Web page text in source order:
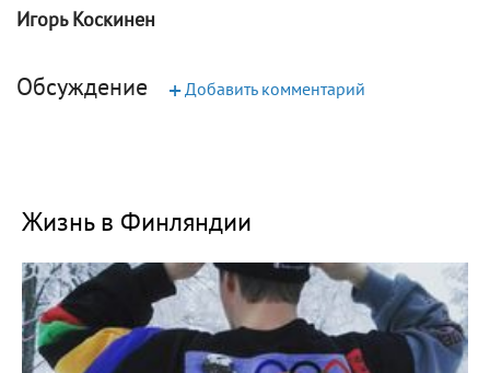
Игорь Коскинен
Обсуждение +Добавить комментарий
Жизнь в Финляндии